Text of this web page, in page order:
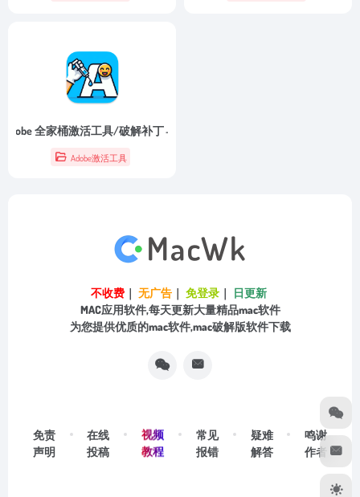
Adobe 全家桶激活工具/破解补丁- 1.0
Adobe激活工具
不收费 ｜ 无广告 ｜ 免登录 ｜
日更新
MAC应用软件,每天更新大量精品mac软件
为您提供优质的mac软件,mac破解版软件下载
免责
声明
在线
投稿
视频
教程
常见
报错
疑难
解答
鸣谢
作者